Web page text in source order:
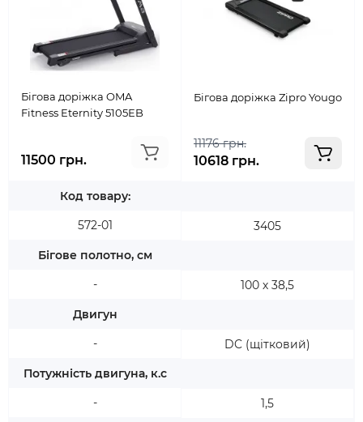
Бігова доріжка OMA
Fitness Eternity 5105ЕB
11500 грн.
Код товару:
572-01
Бігове полотно, см
-
Двигун
-
Потужність двигуна, к.с
-
Бігова доріжка Zipro Yougo
11176 грн.
10618 грн.
3405
100 х 38,5
DC (щітковий)
1,5